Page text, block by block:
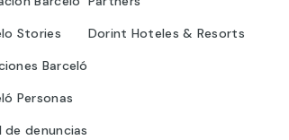
Stories
Barceló
Personas
de denuncias
Dorint Hoteles & Resorts